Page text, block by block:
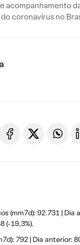
acompanhamento
coronavírus no
(mm7d): 92.731 | Dia
(-19,3%).
792 | Dia anterior: